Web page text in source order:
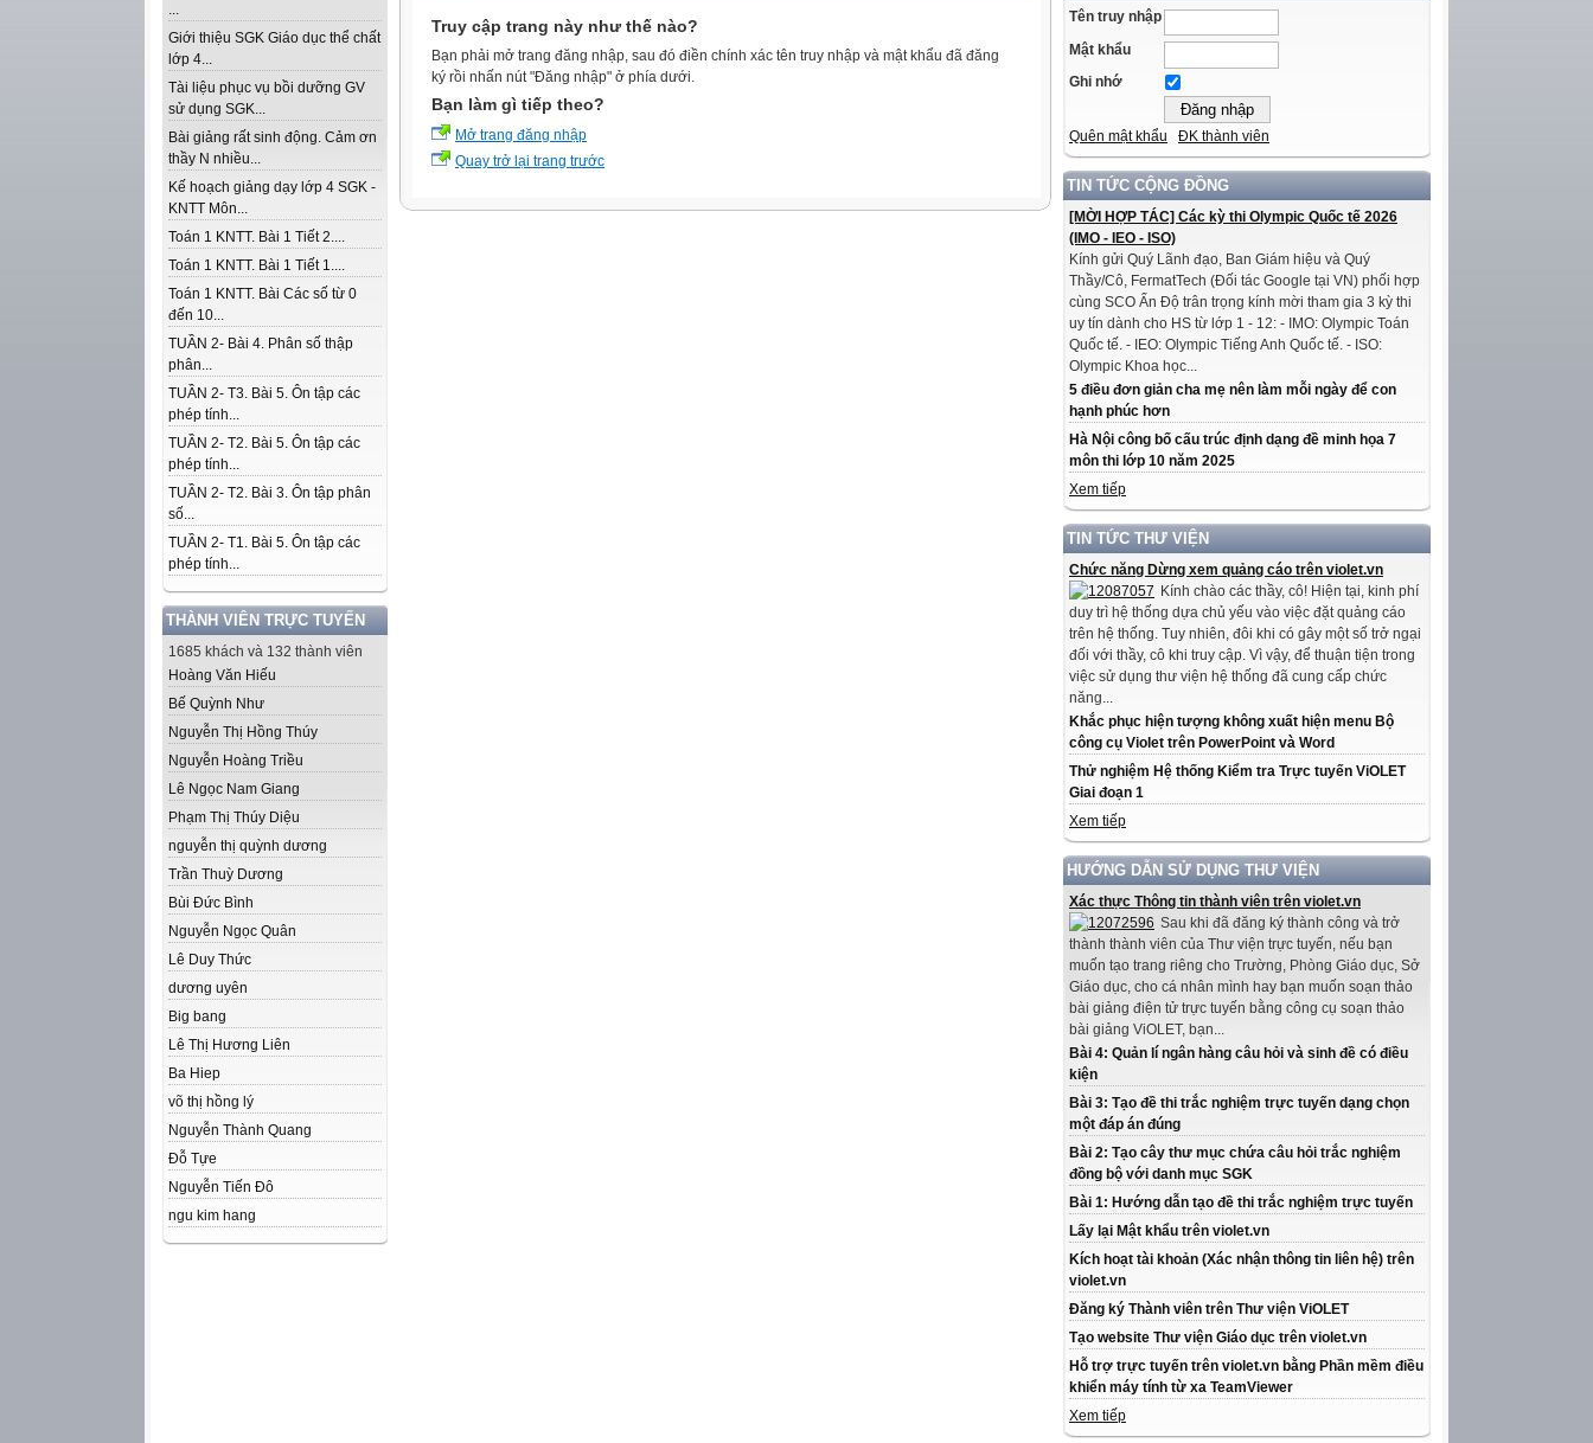
...
Giới thiệu SGK Giáo dục thể chất
lớp 4...
Tài liệu phục vụ bồi dưỡng GV
sử dụng SGK...
Bài giảng rất sinh động. Cảm ơn
thầy N nhiều...
Kế hoạch giảng dạy lớp 4 SGK -
KNTT Môn...
Toán 1 KNTT. Bài 1 Tiết 2....
Toán 1 KNTT. Bài 1 Tiết 1....
Toán 1 KNTT. Bài Các số từ 0
đến 10...
TUẦN 2- Bài 4. Phân số thập
phân...
TUẦN 2- T3. Bài 5. Ôn tập các
phép tính...
TUẦN 2- T2. Bài 5. Ôn tập các
phép tính...
TUẦN 2- T2. Bài 3. Ôn tập phân
số...
TUẦN 2- T1. Bài 5. Ôn tập các
phép tính...
THÀNH VIÊN TRỰC TUYẾN
1685 khách và 132 thành viên
Hoàng Văn Hiếu
Bế Quỳnh Như
Nguyễn Thị Hồng Thúy
Nguyễn Hoàng Triều
Lê Ngọc Nam Giang
Phạm Thị Thúy Diệu
nguyễn thị quỳnh dương
Trần Thuỳ Dương
Bùi Đức Bình
Nguyễn Ngọc Quân
Lê Duy Thức
dương uyên
Big bang
Lê Thị Hương Liên
Ba Hiep
võ thị hồng lý
Nguyễn Thành Quang
Đỗ Tựe
Nguyễn Tiến Đô
ngu kim hang
Tên truy nhập
Mật khẩu
Ghi nhớ
Quên mật khẩu ĐK thành viên
TIN TỨC CỘNG ĐỒNG
[MỜI HỢP TÁC] Các kỳ thi Olympic Quốc tế 2026
(IMO - IEO - ISO)
Kính gửi Quý Lãnh đạo, Ban Giám hiệu và Quý
Thầy/Cô, FermatTech (Đối tác Google tại VN) phối hợp
cùng SCO Ấn Độ trân trọng kính mời tham gia 3 kỳ thi
uy tín dành cho HS từ lớp 1 - 12: - IMO: Olympic Toán
Quốc tế. - IEO: Olympic Tiếng Anh Quốc tế. - ISO:
Olympic Khoa học...
5 điều đơn giản cha mẹ nên làm mỗi ngày để con
hạnh phúc hơn
Hà Nội công bố cấu trúc định dạng đề minh họa 7
môn thi lớp 10 năm 2025
Xem tiếp
TIN TỨC THƯ VIỆN
Chức năng Dừng xem quảng cáo trên violet.vn
Kính chào các thầy, cô! Hiện tại, kinh phí
duy trì hệ thống dựa chủ yếu vào việc đặt quảng cáo
trên hệ thống. Tuy nhiên, đôi khi có gây một số trở ngại
đối với thầy, cô khi truy cập. Vì vậy, để thuận tiện trong
việc sử dụng thư viện hệ thống đã cung cấp chức
năng...
Khắc phục hiện tượng không xuất hiện menu Bộ
công cụ Violet trên PowerPoint và Word
Thử nghiệm Hệ thống Kiểm tra Trực tuyến ViOLET
Giai đoạn 1
Xem tiếp
HƯỚNG DẪN SỬ DỤNG THƯ VIỆN
Xác thực Thông tin thành viên trên violet.vn
Sau khi đã đăng ký thành công và trở
thành thành viên của Thư viện trực tuyến, nếu bạn
muốn tạo trang riêng cho Trường, Phòng Giáo dục, Sở
Giáo dục, cho cá nhân mình hay bạn muốn soạn thảo
bài giảng điện tử trực tuyến bằng công cụ soạn thảo
bài giảng ViOLET, bạn...
Bài 4: Quản lí ngân hàng câu hỏi và sinh đề có điều
kiện
Bài 3: Tạo đề thi trắc nghiệm trực tuyến dạng chọn
một đáp án đúng
Bài 2: Tạo cây thư mục chứa câu hỏi trắc nghiệm
đồng bộ với danh mục SGK
Bài 1: Hướng dẫn tạo đề thi trắc nghiệm trực tuyến
Lấy lại Mật khẩu trên violet.vn
Kích hoạt tài khoản (Xác nhận thông tin liên hệ) trên
violet.vn
Đăng ký Thành viên trên Thư viện ViOLET
Tạo website Thư viện Giáo dục trên violet.vn
Hỗ trợ trực tuyến trên violet.vn bằng Phần mềm điều
khiển máy tính từ xa TeamViewer
Xem tiếp
Truy cập trang này như thế nào?
Bạn phải mở trang đăng nhập, sau đó điền chính xác tên truy nhập và mật khẩu đã đăng
ký rồi nhấn nút "Đăng nhập" ở phía dưới.
Bạn làm gì tiếp theo?
Mở trang đăng nhập
Quay trở lại trang trước